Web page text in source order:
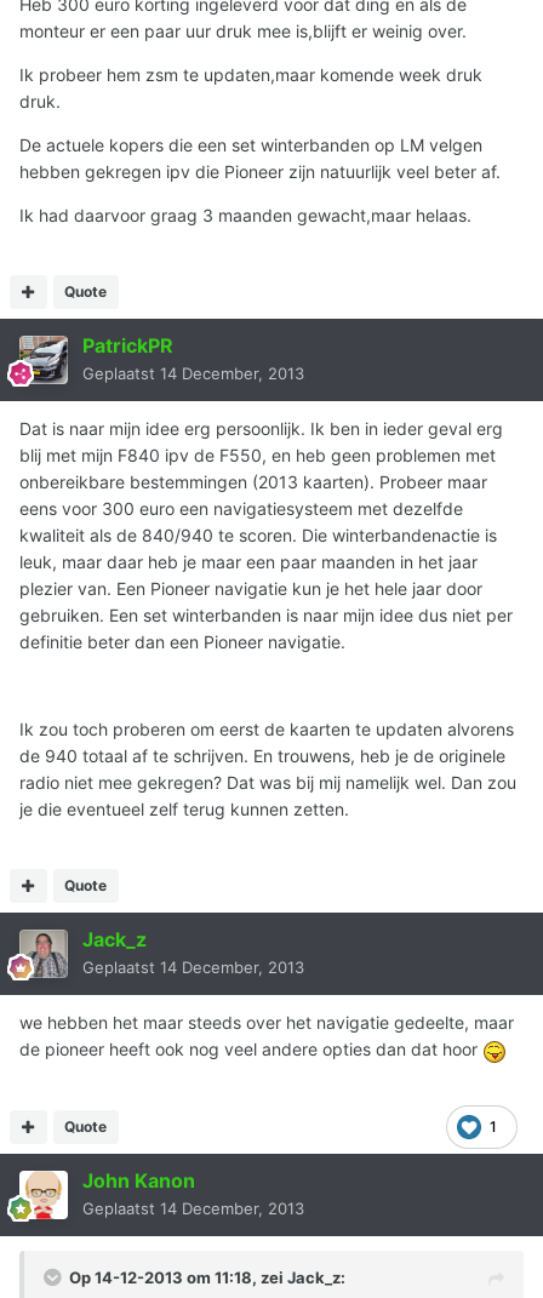
Heb 300 euro korting ingeleverd voor dat ding en als de
monteur er een paar uur druk mee is,blijft er weinig over.
Ik probeer hem zsm te updaten,maar komende week druk
druk.
De actuele kopers die een set winterbanden op LM velgen
hebben gekregen ipv die Pioneer zijn natuurlijk veel beter af.
Ik had daarvoor graag 3 maanden gewacht,maar helaas.
Quote
PatrickPR
Geplaatst 14 December, 2013
Dat is naar mijn idee erg persoonlijk. Ik ben in ieder geval erg
blij met mijn F840 ipv de F550, en heb geen problemen met
onbereikbare bestemmingen (2013 kaarten). Probeer maar
eens voor 300 euro een navigatiesysteem met dezelfde
kwaliteit als de 840/940 te scoren. Die winterbandenactie is
leuk, maar daar heb je maar een paar maanden in het jaar
plezier van. Een Pioneer navigatie kun je het hele jaar door
gebruiken. Een set winterbanden is naar mijn idee dus niet per
definitie beter dan een Pioneer navigatie.
Ik zou toch proberen om eerst de kaarten te updaten alvorens
de 940 totaal af te schrijven. En trouwens, heb je de originele
radio niet mee gekregen? Dat was bij mij namelijk wel. Dan zou
je die eventueel zelf terug kunnen zetten.
Quote
Jack_z
Geplaatst 14 December, 2013
we hebben het maar steeds over het navigatie gedeelte, maar
de pioneer heeft ook nog veel andere opties dan dat hoor
1
Quote
John Kanon
Geplaatst 14 December, 2013
Op 14-12-2013 om 11:18, zei Jack_z: